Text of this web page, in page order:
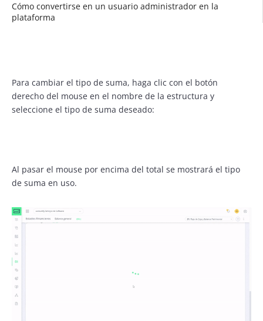
Cómo convertirse en un usuario administrador en la
plataforma
Para cambiar el tipo de suma, haga clic con el botón
derecho del mouse en el nombre de la estructura y
seleccione el tipo de suma deseado:
Al pasar el mouse por encima del total se mostrará el tipo
de suma en uso.